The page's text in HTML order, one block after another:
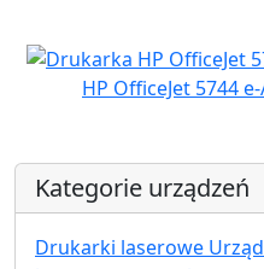
HP OfficeJet 5744
Kategorie urządzeń
Drukarki laserowe